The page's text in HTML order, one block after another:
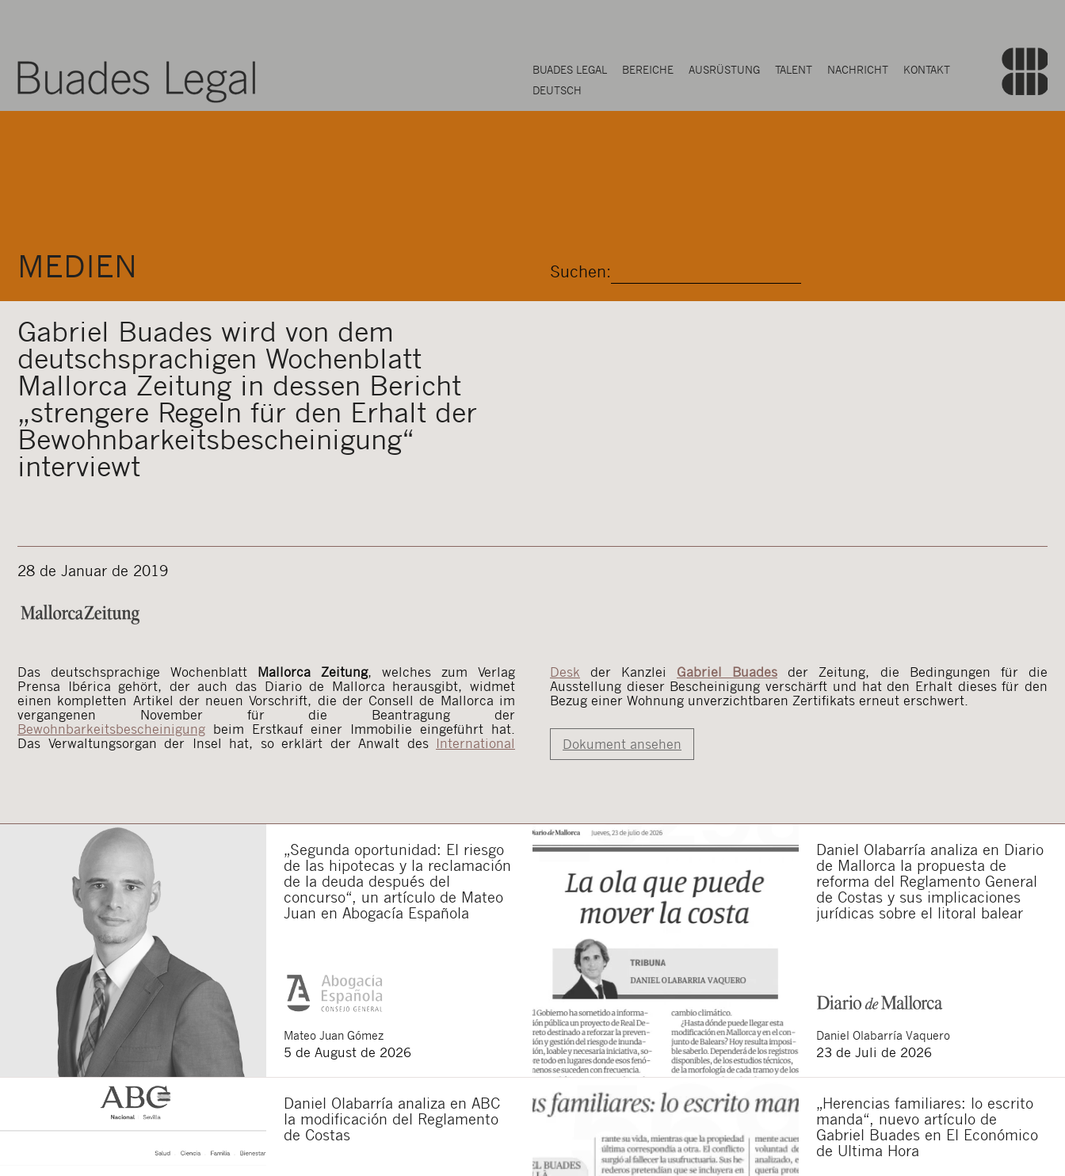
BUADES LEGAL BEREICHE AUSRÜSTUNG TALENT NACHRICHT
KONTAKT
DEUTSCH
MEDIEN Suchen:
Gabriel Buades wird von dem
deutschsprachigen Wochenblatt
Mallorca Zeitung in dessen Bericht
„strengere Regeln für den Erhalt der
Bewohnbarkeitsbescheinigung“
interviewt
28 de Januar de 2019
Das deutschsprachige Wochenblatt Mallorca Zeitung, welches zum Verlag
Prensa Ibérica gehört, der auch das Diario de Mallorca herausgibt, widmet
einen kompletten Artikel der neuen Vorschrift, die der Consell de Mallorca im
vergangenen November für die Beantragung der
Bewohnbarkeitsbescheinigung beim Erstkauf einer Immobilie eingeführt hat.
Das Verwaltungsorgan der Insel hat, so erklärt der Anwalt des International
Desk der Kanzlei Gabriel Buades der Zeitung, die Bedingungen für die
Ausstellung dieser Bescheinigung verschärft und hat den Erhalt dieses für den
Bezug einer Wohnung unverzichtbaren Zertifikats erneut erschwert.
Dokument ansehen
„Segunda oportunidad: El riesgo
de las hipotecas y la reclamación
de la deuda después del
concurso“, un artículo de Mateo
Juan en Abogacía Española
Mateo Juan Gómez
5 de August de 2026
Daniel Olabarría analiza en Diario
de Mallorca la propuesta de
reforma del Reglamento General
de Costas y sus implicaciones
jurídicas sobre el litoral balear
Daniel Olabarría Vaquero
23 de Juli de 2026
Daniel Olabarría analiza en ABC
la modificación del Reglamento
de Costas
„Herencias familiares: lo escrito
manda“, nuevo artículo de
Gabriel Buades en El Económico
de Ultima Hora